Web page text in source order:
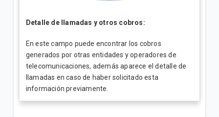
Detalle de llamadas y otros cobros:
En este campo puede encontrar los cobros
generados por otras entidades y operadores de
telecomunicaciones, además aparece el detalle de
llamadas en caso de haber solicitado esta
información previamente.